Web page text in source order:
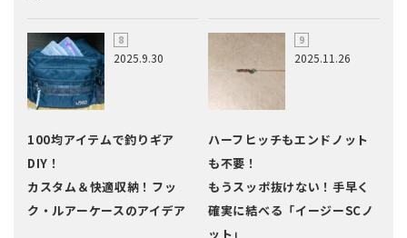
2025.9.30
100均アイテムで釣りギア
DIY！
カスタム＆快適収納！フッ
ク・ルアーケースのアイデア
2025.11.26
ハーフヒッチもエンドノット
も不要！
もうスッポ抜けない！手早く
確実に結べる「イージーSCノ
ット」